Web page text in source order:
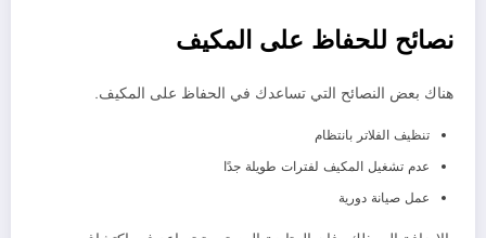
نصائح للحفاظ على المكيف
هناك بعض النصائح التي تساعدك في الحفاظ على المكيف.
تنظيف الفلاتر بانتظام
عدم تشغيل المكيف لفترات طويلة جدًا
عمل صيانة دورية